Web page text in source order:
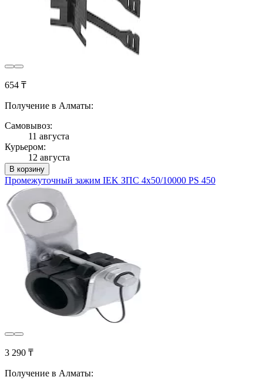
654 ₸
Получение в Алматы:
Самовывоз:
11 августа
Курьером:
12 августа
В корзину
Промежуточный зажим IEK ЗПС 4х50/10000 PS 450
3 290 ₸
Получение в Алматы: